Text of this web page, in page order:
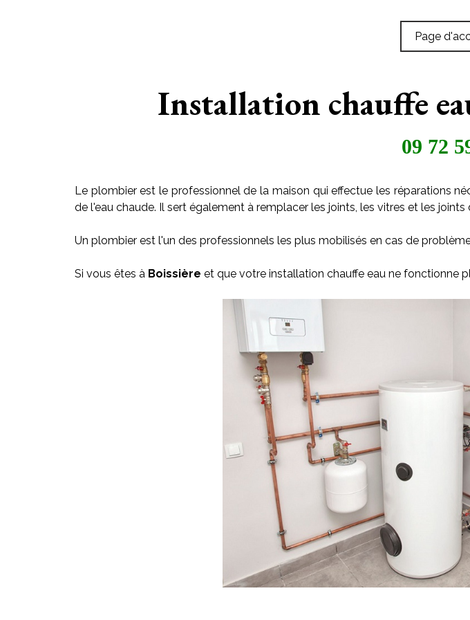
Page
Installation chauffe
09 72
Le plombier est le professionnel de la maison qui effectue les réparations
de l'eau chaude. Il sert également à remplacer les joints, les vitres et les joints
Un plombier est l'un des professionnels les plus mobilisés en cas de
Si vous êtes à Boissière et que votre installation chauffe eau ne fonctionne